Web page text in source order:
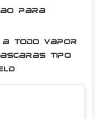
para
a todo vapor
tipo